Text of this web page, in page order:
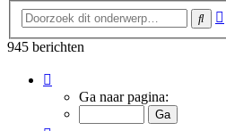
Zoek
945 berichten
43
van
Ga naar pagina: